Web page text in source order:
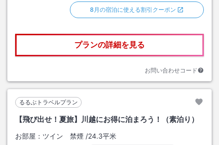
8月の宿泊に使える割引クーポン
プランの詳細を見る
お問い合わせコード
るるぶトラベルプラン
【飛び出せ！夏旅】川越にお得に泊まろう！（素泊り）
お部屋： ツイン 禁煙 /24.3平米